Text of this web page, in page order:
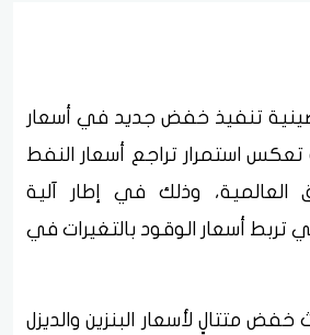
تنفيذ خفض جديد في أسعار
استمرار تراجع أسعار النفط
العالمية، وذلك في إطار آلية
تربط أسعار الوقود بالتغيرات في
خفض متتالٍ لأسعار البنزين والديزل